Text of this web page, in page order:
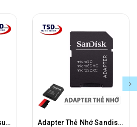
Adapter Thẻ Nhớ Samsung Chuyển Đổi Thẻ Nhớ Micro SD Sang Thẻ Nhớ SD Chính Hãng
Adapter Thẻ Nhớ Sandisk Chuyển Đổi Thẻ Nhớ Micro SD Sang Thẻ Nhớ SD Chính Hãng